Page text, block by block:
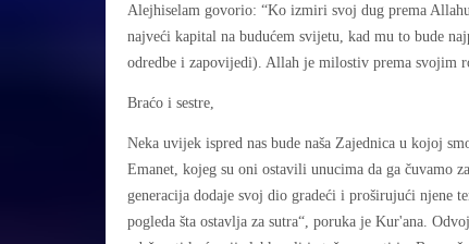
Alejhiselam govorio: “Ko izmiri svoj dug prema
najveći kapital na budućem svijetu, kad mu to bude
odredbe i zapovijedi). Allah je milostiv prema svojim
Braćo i sestre,
Neka uvijek ispred nas bude naša Zajednica u kojoj
Emanet, kojeg su oni ostavili unucima da ga čuvamo
generacija dodaje svoj dio gradeći i proširujući njene
pogleda šta ostavlja za sutra“, poruka je Kur'ana.